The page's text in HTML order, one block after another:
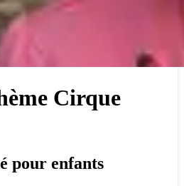
Cirque
pour enfants